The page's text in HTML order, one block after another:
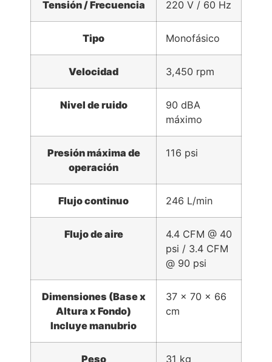
Tensión / Frecuencia 220 V / 60 Hz
Tipo Monofásico
Velocidad 3,450 rpm
Nivel de ruido
90 dBA
máximo
Presión máxima de
operación
116 psi
Flujo continuo 246 L/min
Flujo de aire
4.4 CFM @ 40
psi / 3.4 CFM
@ 90 psi
Dimensiones (Base x
Altura x Fondo)
Incluye manubrio
37 x 70 x 66
cm
Peso 31 kg